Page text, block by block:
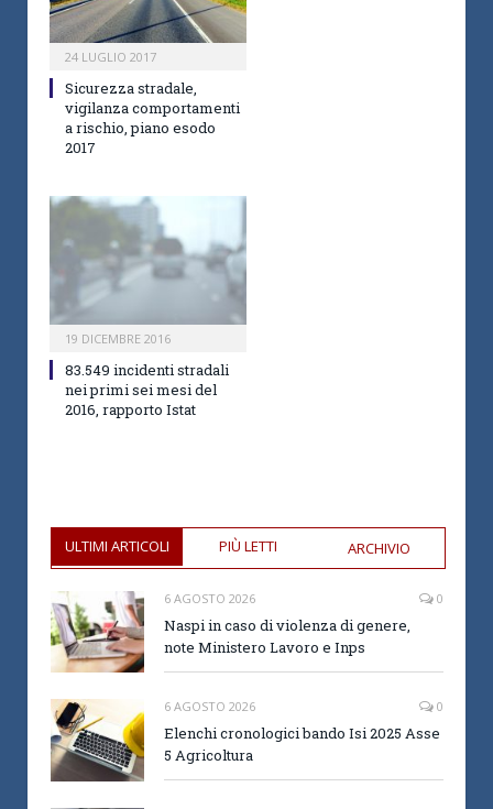
24 LUGLIO 2017
Sicurezza stradale,
vigilanza comportamenti
a rischio, piano esodo
2017
19 DICEMBRE 2016
83.549 incidenti stradali
nei primi sei mesi del
2016, rapporto Istat
ULTIMI ARTICOLI PIÙ LETTI ARCHIVIO
6 AGOSTO 2026 0
Naspi in caso di violenza di genere,
note Ministero Lavoro e Inps
6 AGOSTO 2026 0
Elenchi cronologici bando Isi 2025 Asse
5 Agricoltura